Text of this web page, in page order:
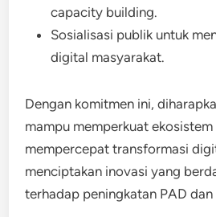
capacity building.
Sosialisasi publik untuk
digital masyarakat.
Dengan komitmen ini,
mampu memperkuat
mempercepat transformasi
menciptakan inovasi yang
terhadap peningkatan PAD